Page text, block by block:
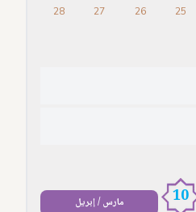
25
26
27
28
10 مارس / إبريل